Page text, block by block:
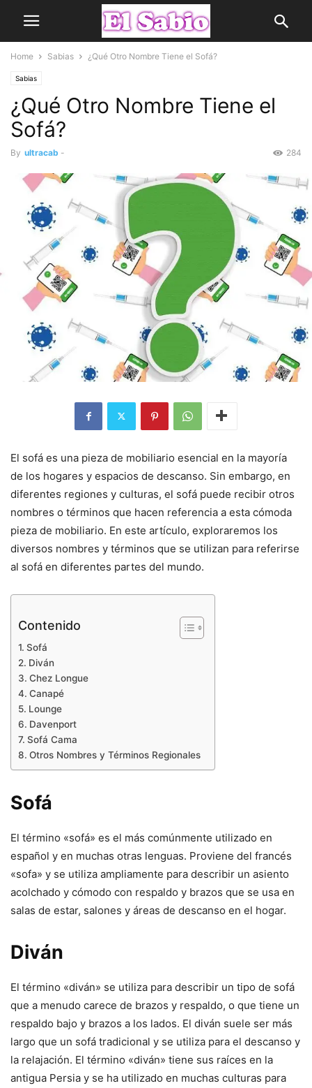
Home Sabias ¿Qué Otro Nombre Tiene el Sofá?
Sabias
¿Qué Otro Nombre Tiene el
Sofá?
By ultracab - 284
El sofá es una pieza de mobiliario esencial en la mayoría
de los hogares y espacios de descanso. Sin embargo, en
diferentes regiones y culturas, el sofá puede recibir otros
nombres o términos que hacen referencia a esta cómoda
pieza de mobiliario. En este artículo, exploraremos los
diversos nombres y términos que se utilizan para referirse
al sofá en diferentes partes del mundo.
Contenido
Sofá
Diván
Chez Longue
Canapé
Lounge
Davenport
Sofá Cama
Otros Nombres y Términos Regionales
Sofá
El término «sofá» es el más comúnmente utilizado en
español y en muchas otras lenguas. Proviene del francés
«sofa» y se utiliza ampliamente para describir un asiento
acolchado y cómodo con respaldo y brazos que se usa en
salas de estar, salones y áreas de descanso en el hogar.
Diván
El término «diván» se utiliza para describir un tipo de sofá
que a menudo carece de brazos y respaldo, o que tiene un
respaldo bajo y brazos a los lados. El diván suele ser más
largo que un sofá tradicional y se utiliza para el descanso y
la relajación. El término «diván» tiene sus raíces en la
antigua Persia y se ha utilizado en muchas culturas para